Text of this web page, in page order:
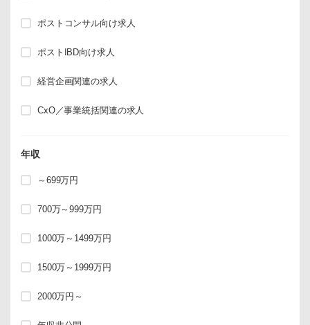
ポストコンサル向け求人
ポストIBD向け求人
経営企画関連の求人
CxO／事業統括関連の求人
年収
～699万円
700万～999万円
1000万～1499万円
1500万～1999万円
2000万円～